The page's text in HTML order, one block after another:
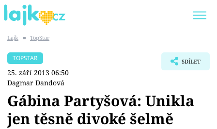
SHOPAHOLICADEL
Témata
Lajk ■ TopStar
TOPSTAR
25. září 2013 06:50
Dagmar Dandová
SDÍLET
Gábina Partyšová: Unikla
jen těsně divoké šelmě